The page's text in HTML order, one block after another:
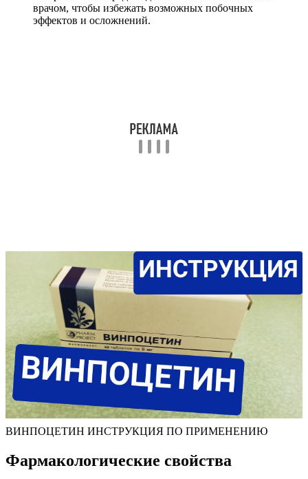
врачом, чтобы избежать возможных побочных
эффектов и осложнений.
ВИНПОЦЕТИН ИНСТРУКЦИЯ ПО ПРИМЕНЕНИЮ
Фармакологические свойства